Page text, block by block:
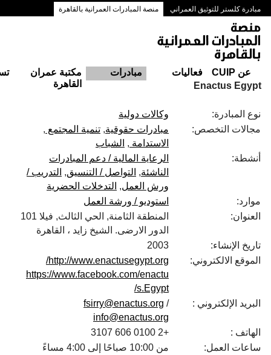
مبادرة كلستر للتوثيق العمراني منصة المبادرات العمرانية بالقاهرة
ممرات وسط البلد بالقاهرة
عن CUIP فعاليات مبادرات
مكتبة عمران
القاهرة
Enactus Egypt
نوع المبادرة:
وكالات دولية
مجالات التخصص:
مبادرات حقوقية تنمية المجتمع
الاستدامة
الشباب
أنشطة:
الرعاية المالية / دعم المبادرات
الناشئة
التواصل / التنسيق
التدريب /
ورش العمل
التدخلات الحضرية
موارد:
استوديو / ورشة العمل
العنوان:
المنطقة الثامنة, الحي الثالث, فيلا 101
الدور الارضى. الشيخ زايد ، القاهرة
تاريخ الإنشاء:
2003
الموقع الالكتروني:
http://www.enactusegypt.org/
https://www.facebook.com/enactu
s.Egypt/
البريد الإلكتروني :
fsirry@enactus.org /
info@enactus.org
الهاتف :
+2 0100 606 3107
ساعات العمل:
من 10:00 صباحًا إلى 4:00 مساءً